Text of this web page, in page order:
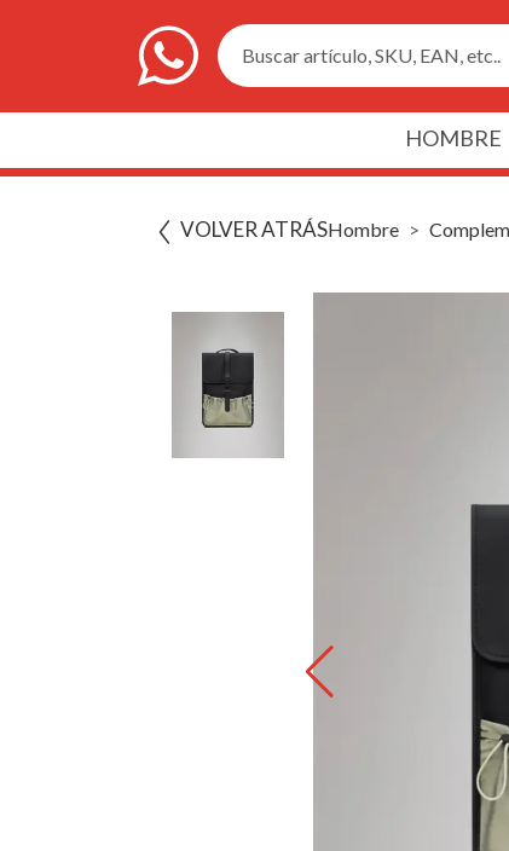
Buscar artículo, SKU, EAN, etc..
HOMBRE
VOLVER ATRÁSHombre